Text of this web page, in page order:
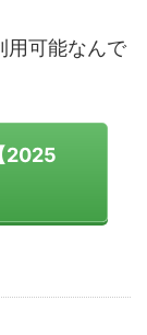
用可能なんで
2025